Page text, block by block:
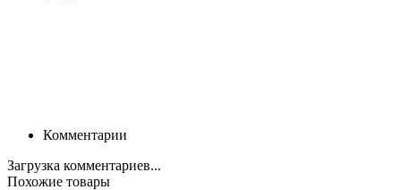
Комментарии
Загрузка комментариев...
Похожие товары